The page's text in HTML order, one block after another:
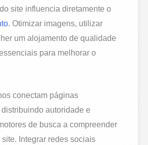
site influencia diretamente o
. Otimizar imagens, utilizar
um alojamento de qualidade
para melhorar o
conectam páginas
autoridade e
de busca a compreender
site. Integrar redes sociais